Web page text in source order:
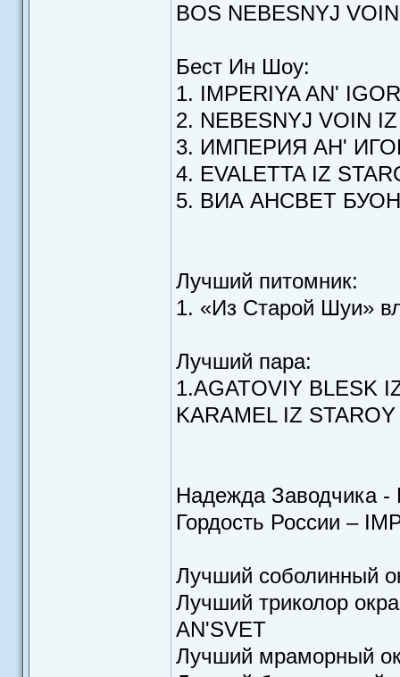
BOS NEBESNYJ
Бест Ин Шоу:
1. IMPERIYA AN'
2. NEBESNYJ VOIN
3. ИМПЕРИЯ АН'
4. EVALETTA IZ
5. ВИА АНСВЕТ
Лучший питомник:
1. «Из Старой Шуи»
Лучший пара:
1.AGATOVIY BLESK
KARAMEL IZ
Надежда
Гордость России –
Лучший
Лучший триколор
AN'SVET
Лучший мраморный